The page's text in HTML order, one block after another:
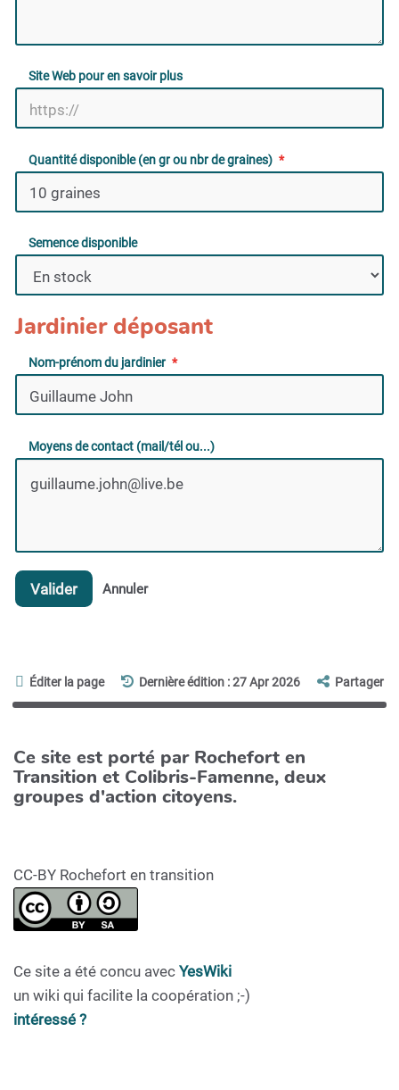
Site Web pour en savoir plus
Quantité disponible (en gr ou nbr de graines)
Semence disponible
Jardinier déposant
Nom-prénom du jardinier
Moyens de contact (mail/tél ou...)
Valider Annuler
Éditer la page Dernière édition : 27 Apr 2026 Partager
Ce site est porté par Rochefort en
Transition et Colibris-Famenne, deux
groupes d'action citoyens.
CC-BY Rochefort en transition
Ce site a été concu avec YesWiki
un wiki qui facilite la coopération ;-)
intéressé ?